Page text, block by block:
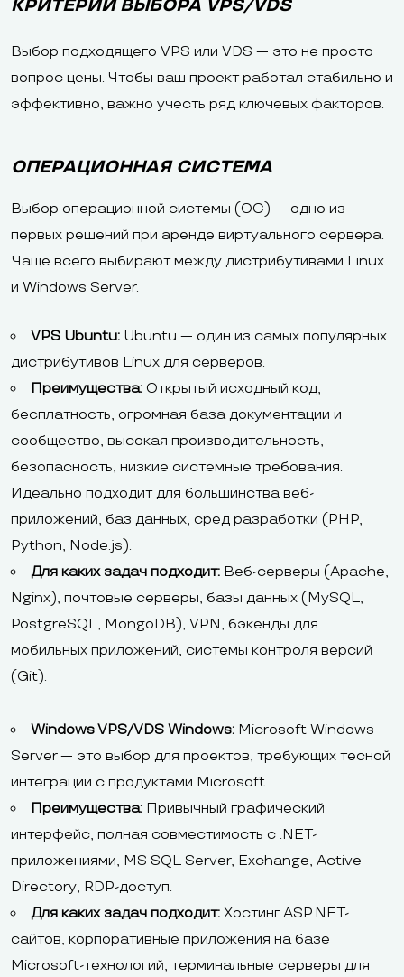
КРИТЕРИИ ВЫБОРА VPS/VDS
Выбор подходящего VPS или VDS — это не просто
вопрос цены. Чтобы ваш проект работал стабильно и
эффективно, важно учесть ряд ключевых факторов.
ОПЕРАЦИОННАЯ СИСТЕМА
Выбор операционной системы (ОС) — одно из
первых решений при аренде виртуального сервера.
Чаще всего выбирают между дистрибутивами Linux
и Windows Server.
VPS Ubuntu: Ubuntu — один из самых популярных
дистрибутивов Linux для серверов.
Преимущества: Открытый исходный код,
бесплатность, огромная база документации и
сообщество, высокая производительность,
безопасность, низкие системные требования.
Идеально подходит для большинства веб-
приложений, баз данных, сред разработки (PHP,
Python, Node.js).
Для каких задач подходит: Веб-серверы (Apache,
Nginx), почтовые серверы, базы данных (MySQL,
PostgreSQL, MongoDB), VPN, бэкенды для
мобильных приложений, системы контроля версий
(Git).
Windows VPS/VDS Windows: Microsoft Windows
Server — это выбор для проектов, требующих тесной
интеграции с продуктами Microsoft.
Преимущества: Привычный графический
интерфейс, полная совместимость с .NET-
приложениями, MS SQL Server, Exchange, Active
Directory, RDP-доступ.
Для каких задач подходит: Хостинг ASP.NET-
сайтов, корпоративные приложения на базе
Microsoft-технологий, терминальные серверы для